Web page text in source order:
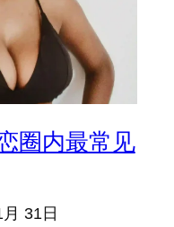
圈内最常见
31日